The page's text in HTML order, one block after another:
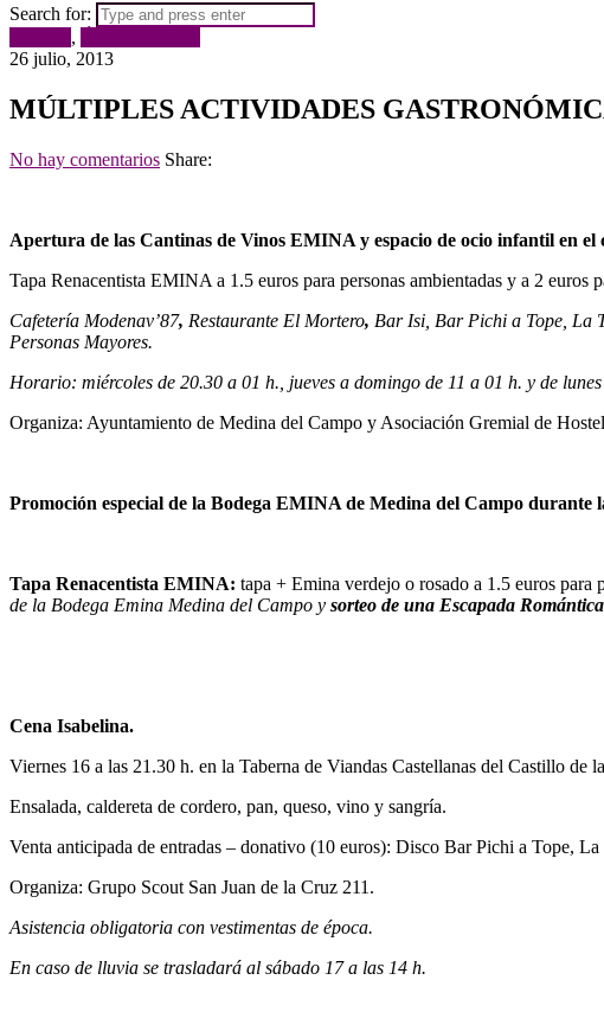
Search for:
,
26 julio, 2013
MÚLTIPLES ACTIVIDADES
No hay comentarios Share:
Apertura de las Cantinas de Vinos EMINA y espacio de ocio infantil en
Tapa Renacentista EMINA a 1.5 euros para personas ambientadas y a 2 euros
Cafetería Modenav’87, Restaurante El Mortero, Bar Isi Bar Pichi a Tope La
Personas Mayores.
Horario: miércoles de 20.30 a 01 h., jueves a domingo de 11 a 01 h. y de
Organiza: Ayuntamiento de Medina del Campo y Asociación Gremial de
Promoción especial de la Bodega EMINA de Medina del Campo durante
Tapa Renacentista EMINA: tapa + Emina verdejo o rosado a 1.5 euros para
de la Bodega Emina Medina del Campo y sorteo de una Escapada Romántica
Cena Isabelina.
Viernes 16 a las 21.30 h. en la Taberna de Viandas Castellanas del Castillo de
Ensalada, caldereta de cordero, pan, queso, vino y sangría.
Venta anticipada de entradas – donativo (10 euros): Disco Bar Pichi a Tope,
Organiza: Grupo Scout San Juan de la Cruz 211.
Asistencia obligatoria con vestimentas de época.
En caso de lluvia se trasladará al sábado 17 a las 14 h.